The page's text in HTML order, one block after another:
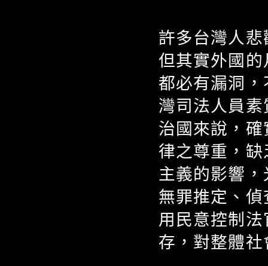
許多台灣人
但其實外國
都必有漏洞
灣司法人員
治國來說，
律之尊重，
主義的影響
無罪推定、
用民意控制
存，對整體